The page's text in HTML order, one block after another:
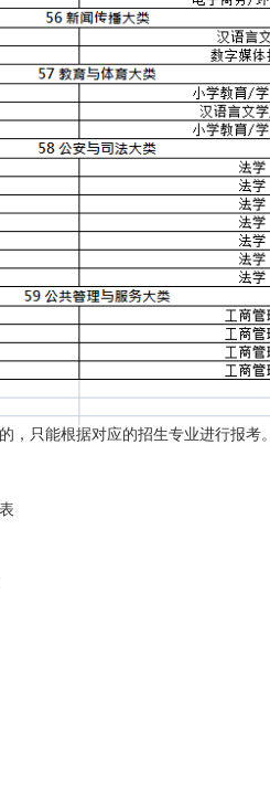
只能根据对应的招生专业进行报考。